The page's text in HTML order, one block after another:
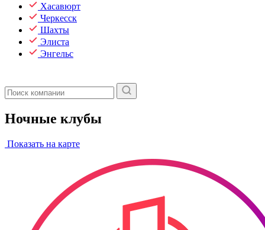
Хасавюрт
Черкесск
Шахты
Элиста
Энгельс
Ночные клубы
Показать на карте